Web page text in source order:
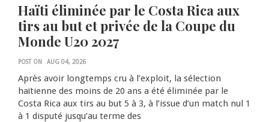
Haïti éliminée par le Costa Rica aux
tirs au but et privée de la Coupe du
Monde U20 2027
POST ON AUG 04, 2026
Après avoir longtemps cru à l’exploit, la sélection
haïtienne des moins de 20 ans a été éliminée par le
Costa Rica aux tirs au but 5 à 3, à l’issue d’un match nul 1
à 1 disputé jusqu’au terme des